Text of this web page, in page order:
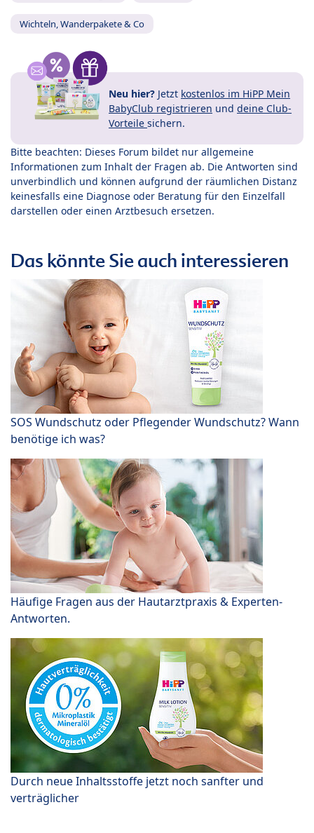
Wichteln, Wanderpakete & Co
Neu hier? Jetzt kostenlos im HiPP Mein
BabyClub registrieren und deine Club-
Vorteile sichern.
Bitte beachten: Dieses Forum bildet nur allgemeine
Informationen zum Inhalt der Fragen ab. Die Antworten sind
unverbindlich und können aufgrund der räumlichen Distanz
keinesfalls eine Diagnose oder Beratung für den Einzelfall
darstellen oder einen Arztbesuch ersetzen.
Das könnte Sie auch interessieren
SOS Wundschutz oder Pflegender Wundschutz? Wann
benötige ich was?
Häufige Fragen aus der Hautarztpraxis & Experten-
Antworten.
Durch neue Inhaltsstoffe jetzt noch sanfter und
verträglicher